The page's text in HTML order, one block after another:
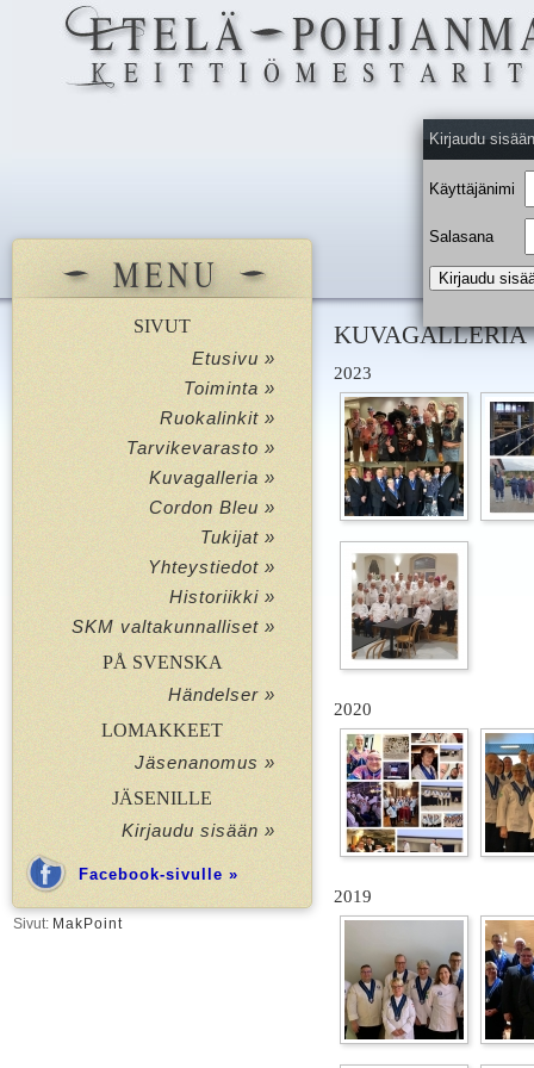
SIVUT
Etusivu »
Toiminta »
Ruokalinkit »
Tarvikevarasto »
Kuvagalleria »
Cordon Bleu »
Tukijat »
Yhteystiedot »
Historiikki »
SKM valtakunnalliset »
PÅ SVENSKA
Händelser »
LOMAKKEET
Jäsenanomus »
JÄSENILLE
Kirjaudu sisään »
Facebook-sivulle »
Sivut: MakPoint
Kirjaudu sisään
Käyttäjänimi
Salasana
KUVAGALLERIA
2023
2020
2019